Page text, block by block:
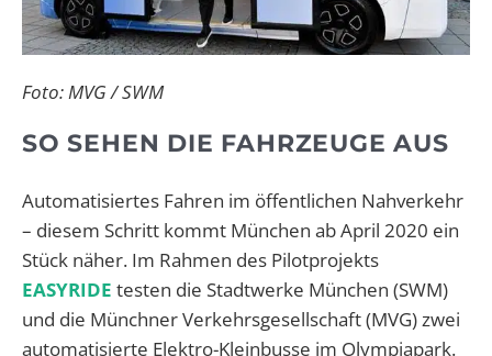
Foto: MVG / SWM
SO SEHEN DIE FAHRZEUGE AUS
Automatisiertes Fahren im öffentlichen Nahverkehr
– diesem Schritt kommt München ab April 2020 ein
Stück näher. Im Rahmen des Pilotprojekts
EASYRIDE testen die Stadtwerke München (SWM)
und die Münchner Verkehrsgesellschaft (MVG) zwei
automatisierte Elektro-Kleinbusse im Olympiapark.